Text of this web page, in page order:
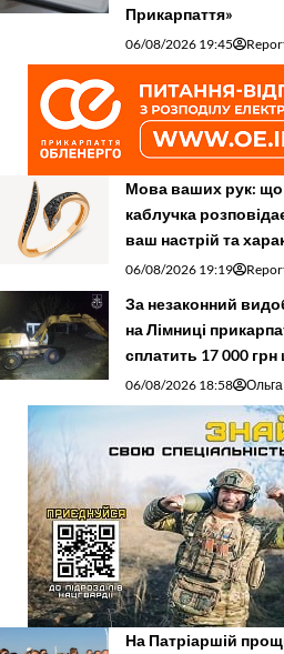
Прикарпаття»
06/08/2026 19:45
Мова ваших рук:
каблучка
ваш настрій та
06/08/2026 19:19
За незаконний
на Лімниці
сплатить 17 000
06/08/2026 18:58
На Патріаршій